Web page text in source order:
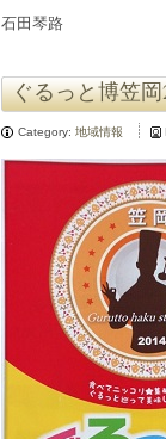
石田琴路
ぐるっと博笠
Category: 地域情報